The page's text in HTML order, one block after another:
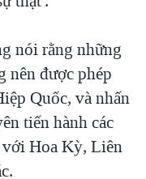
nói rằng những
nên được phép
Quốc, và nhấn
tiến hành các
với Hoa Kỳ, Liên